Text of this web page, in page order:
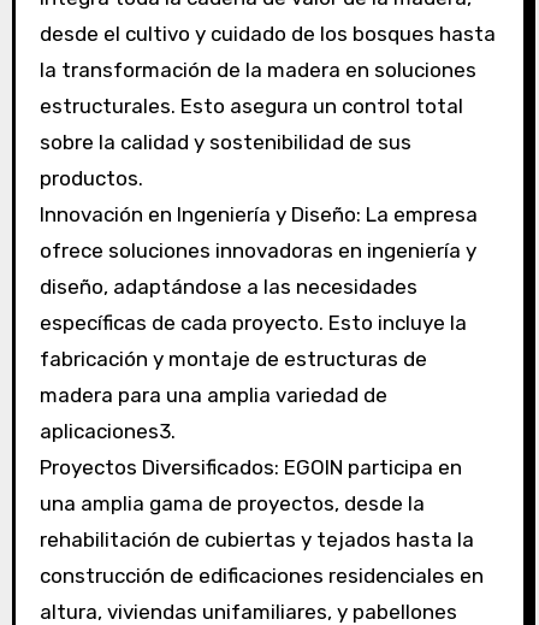
desde el cultivo y cuidado de los bosques hasta
la transformación de la madera en soluciones
estructurales. Esto asegura un control total
sobre la calidad y sostenibilidad de sus
productos.
Innovación en Ingeniería y Diseño: La empresa
ofrece soluciones innovadoras en ingeniería y
diseño, adaptándose a las necesidades
específicas de cada proyecto. Esto incluye la
fabricación y montaje de estructuras de
madera para una amplia variedad de
aplicaciones3.
Proyectos Diversificados: EGOIN participa en
una amplia gama de proyectos, desde la
rehabilitación de cubiertas y tejados hasta la
construcción de edificaciones residenciales en
altura, viviendas unifamiliares, y pabellones